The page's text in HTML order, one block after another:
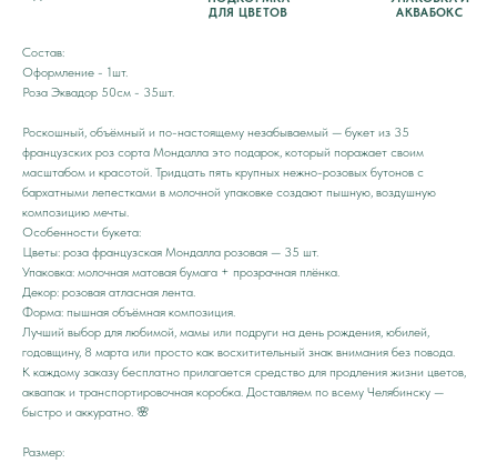
ДЛЯ ЦВЕТОВ
АКВАБОКС
Состав:
Оформление - 1шт.
Роза Эквадор 50см - 35шт.
Роскошный, объёмный и по-настоящему незабываемый — букет из 35
французских роз сорта Мондалла это подарок, который поражает своим
масштабом и красотой. Тридцать пять крупных нежно-розовых бутонов с
бархатными лепестками в молочной упаковке создают пышную, воздушную
композицию мечты.
Особенности букета:
Цветы: роза французская Мондалла розовая — 35 шт.
Упаковка: молочная матовая бумага + прозрачная плёнка.
Декор: розовая атласная лента.
Форма: пышная объёмная композиция.
Лучший выбор для любимой, мамы или подруги на день рождения, юбилей,
годовщину, 8 марта или просто как восхитительный знак внимания без повода.
К каждому заказу бесплатно прилагается средство для продления жизни цветов,
аквапак и транспортировочная коробка. Доставляем по всему Челябинску —
быстро и аккуратно. 🌸
Размер: